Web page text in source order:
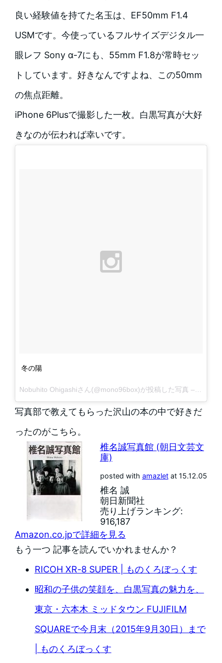
良い経験値を持てた名玉は、EF50mm F1.4
USMです。今使っているフルサイズデジタル一
眼レフ Sony α-7にも、55mm F1.8が常時セッ
トしています。好きなんですよね、この50mm
の焦点距離。
iPhone 6Plusで撮影した一枚。白黒写真が大好
きなのが伝われば幸いです。
冬の陽
Nobuhito Ohigashiさん(@mono96box)が投稿した写真 –
写真部で教えてもらった沢山の本の中で好きだ
ったのがこちら。
椎名誠写真館 (朝日文芸文
庫)
posted with amazletat 15.12.05
椎名 誠
朝日新聞社
売り上げランキング:
916,187
Amazon.co.jpで詳細を見る
もう一つ 記事を読んでいかれませんか？
RICOH XR-8 SUPER | ものくろぼっくす
昭和の子供の笑顔を、白黒写真の魅力を、
東京・六本木 ミッドタウン FUJIFILM
SQUAREで今月末（2015年9月30日）まで
| ものくろぼっくす